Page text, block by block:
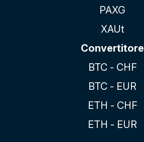
PAXG
XAUt
Convertitore
BTC - CHF
BTC - EUR
ETH - CHF
ETH - EUR